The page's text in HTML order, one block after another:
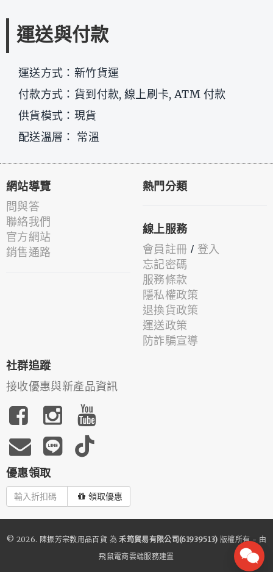
運送與付款
運送方式：新竹貨運
付款方式：貨到付款, 線上刷卡, ATM 付款
供貨模式：現貨
配送溫層： 常溫
網站導覽
問與答
聯絡我們
官方網站
銷售通路
熱門分類
線上服務
會員註冊 / 登入
忘記密碼
服務條款
隱私權政策
退換貨政策
運送政策
防詐騙宣導
社群追蹤
接收優惠與新產品資訊
優惠領取
領取優惠
© 2026. 陳振芳宗教用品百貨 為禾筠貿易有限公司(61939513) 版權所有 - 由
飛鼠電商雲端服務建置